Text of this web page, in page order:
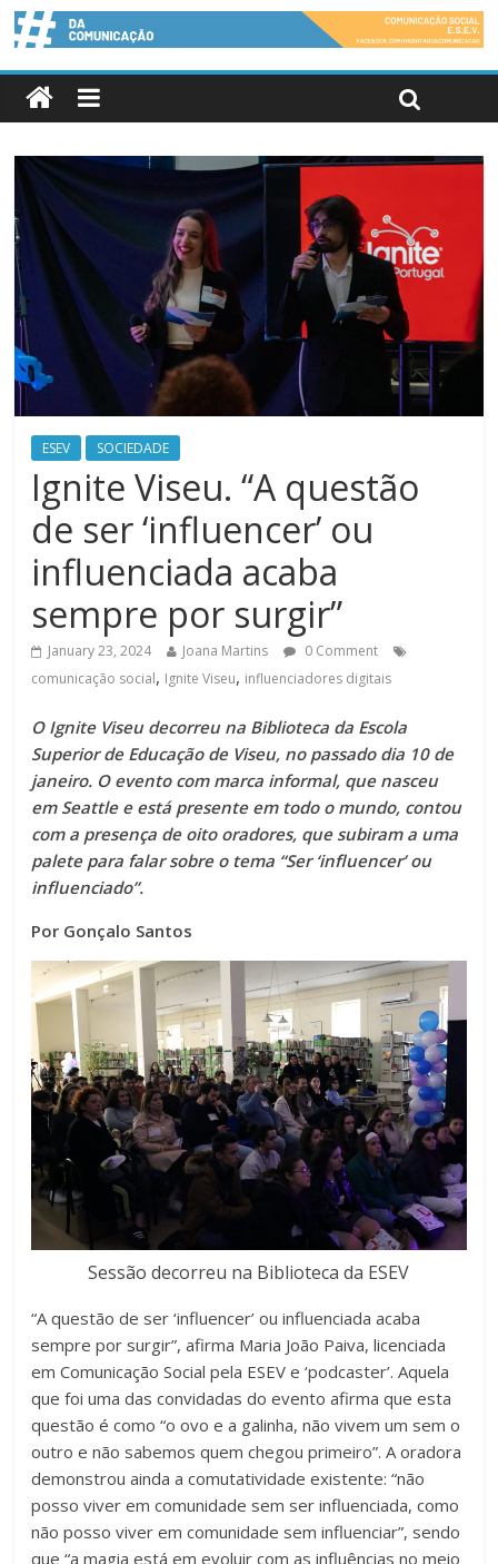
ESEV SOCIEDADE
Ignite Viseu. “A questão
de ser ‘influencer’ ou
influenciada acaba
sempre por surgir”
January 23, 2024 Joana Martins
0 Comment
comunicação social, Ignite Viseu, influenciadores digitais
O Ignite Viseu decorreu na Biblioteca da Escola
Superior de Educação de Viseu, no passado dia 10 de
janeiro. O evento com marca informal, que nasceu
em Seattle e está presente em todo o mundo, contou
com a presença de oito oradores, que subiram a uma
palete para falar sobre o tema “Ser ‘influencer’ ou
influenciado”.
Por Gonçalo Santos
Sessão decorreu na Biblioteca da ESEV
“A questão de ser ‘influencer’ ou influenciada acaba
sempre por surgir”, afirma Maria João Paiva, licenciada
em Comunicação Social pela ESEV e ‘podcaster’. Aquela
que foi uma das convidadas do evento afirma que esta
questão é como “o ovo e a galinha, não vivem um sem o
outro e não sabemos quem chegou primeiro”. A oradora
demonstrou ainda a comutatividade existente: “não
posso viver em comunidade sem ser influenciada, como
não posso viver em comunidade sem influenciar”, sendo
que “a magia está em evoluir com as influências no meio